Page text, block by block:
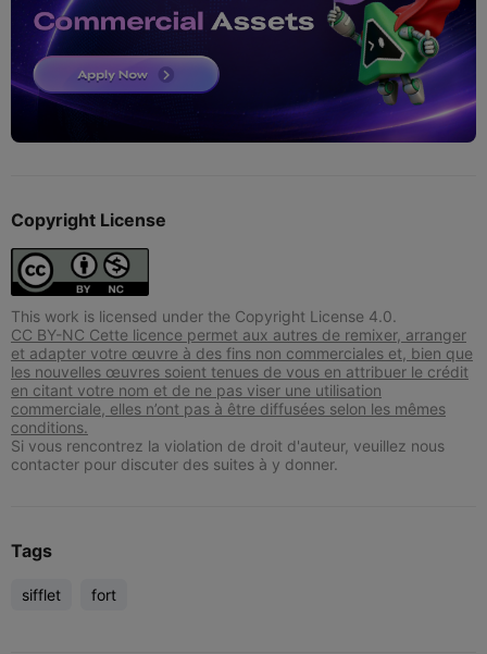
Copyright License
This work is licensed under the Copyright License 4.0.
CC BY-NC Cette licence permet aux autres de remixer, arranger
et adapter votre œuvre à des fins non commerciales et, bien que
les nouvelles œuvres soient tenues de vous en attribuer le crédit
en citant votre nom et de ne pas viser une utilisation
commerciale, elles n’ont pas à être diffusées selon les mêmes
conditions.
Si vous rencontrez la violation de droit d'auteur, veuillez nous
contacter pour discuter des suites à y donner.
Tags
sifflet fort